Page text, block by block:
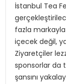
İstanbul Tea
fazla
içecek değil,
Ziyaretçiler
sponsorlar da
şansını